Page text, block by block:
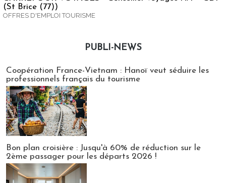
(St Brice (77))
OFFRES D'EMPLOI TOURISME
PUBLI-NEWS
Coopération France-Vietnam : Hanoï veut séduire les
professionnels français du tourisme
Bon plan croisière : Jusqu'à 60% de réduction sur le
2ème passager pour les départs 2026 !